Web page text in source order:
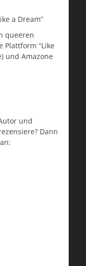
a Dream”
queeren
Plattform “Like
und Amazone
und
Dann